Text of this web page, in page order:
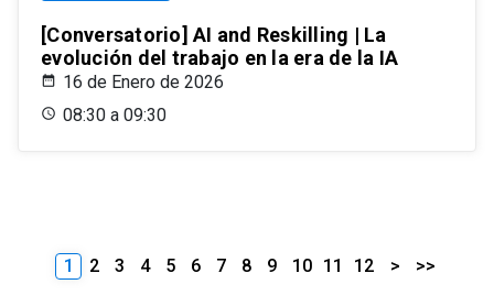
[Conversatorio] AI and Reskilling | La
evolución del trabajo en la era de la IA
16 de Enero de 2026
08:30 a 09:30
1 2 3 4 5 6 7 8 9 10 11 12 > >>